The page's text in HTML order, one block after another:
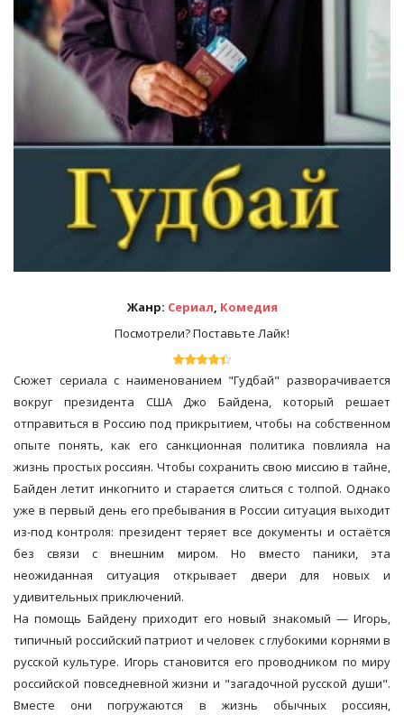
Жанр: Сериал, Комедия
Посмотрели? Поставьте Лайк!
Сюжет сериала с наименованием "Гудбай" разворачивается
вокруг президента США Джо Байдена, который решает
отправиться в Россию под прикрытием, чтобы на собственном
опыте понять, как его санкционная политика повлияла на
жизнь простых россиян. Чтобы сохранить свою миссию в тайне,
Байден летит инкогнито и старается слиться с толпой. Однако
уже в первый день его пребывания в России ситуация выходит
из-под контроля: президент теряет все документы и остаётся
без связи с внешним миром. Но вместо паники, эта
неожиданная ситуация открывает двери для новых и
удивительных приключений.
На помощь Байдену приходит его новый знакомый — Игорь,
типичный российский патриот и человек с глубокими корнями в
русской культуре. Игорь становится его проводником по миру
российской повседневной жизни и "загадочной русской души".
Вместе они погружаются в жизнь обычных россиян,